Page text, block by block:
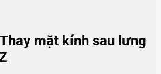
Thay mặt kính sau lưng